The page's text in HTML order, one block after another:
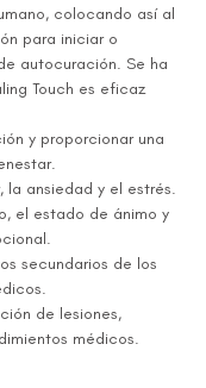
colocando así al
para iniciar o
autocuración. Se ha
Touch es eficaz
la ansiedad y el estrés.
médicos.